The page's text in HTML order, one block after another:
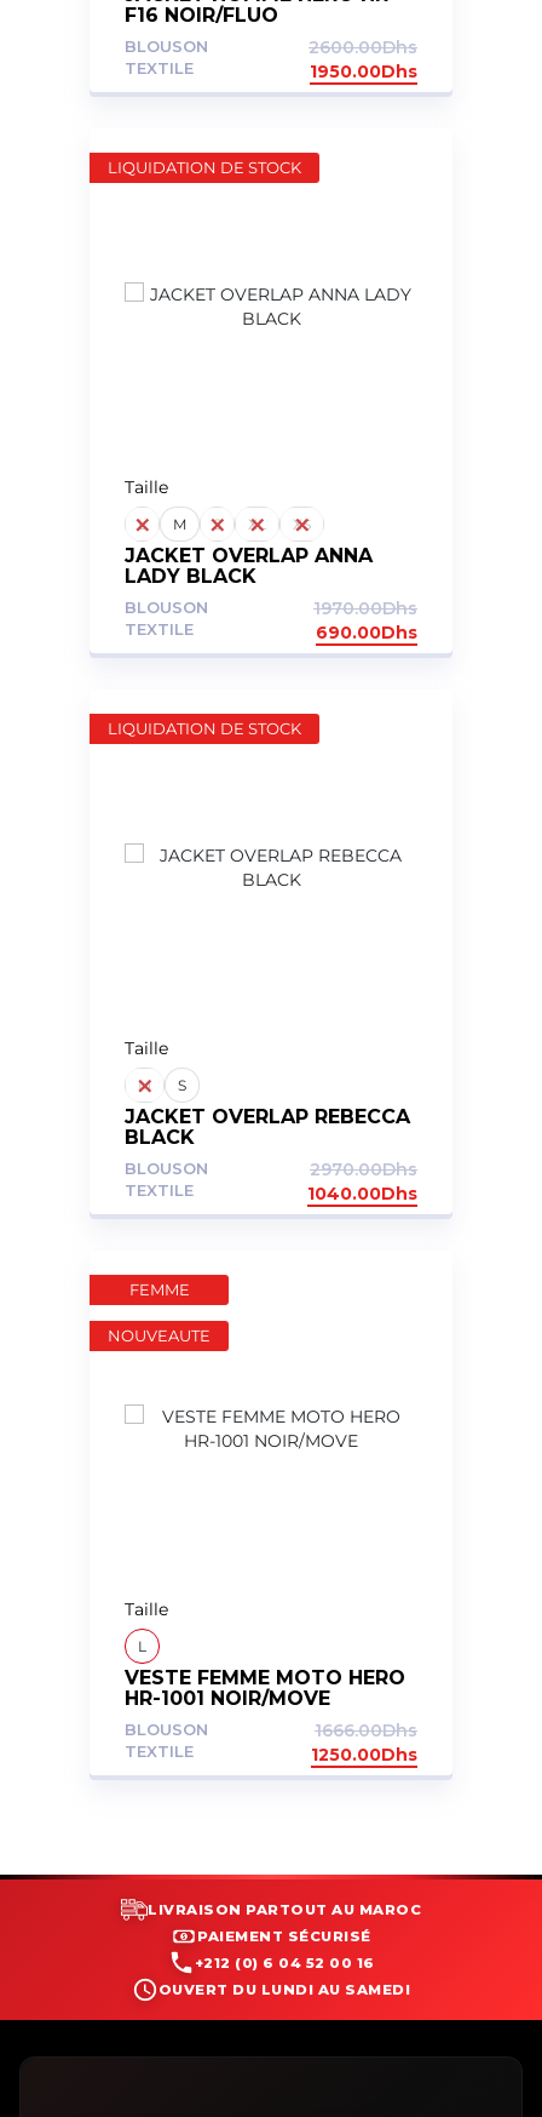
F16 NOIR/FLUO
BLOUSON
TEXTILE
2600.00Dhs
1950.00Dhs
Taille
L M S XL XS
JACKET OVERLAP ANNA
LADY BLACK
BLOUSON
TEXTILE
1970.00Dhs
690.00Dhs
LIQUIDATION DE STOCK
Taille
M S
JACKET OVERLAP REBECCA
BLACK
BLOUSON
TEXTILE
2970.00Dhs
1040.00Dhs
LIQUIDATION DE STOCK
Taille
L
VESTE FEMME MOTO HERO
HR-1001 NOIR/MOVE
BLOUSON
TEXTILE
1666.00Dhs
1250.00Dhs
FEMME
NOUVEAUTE
LIVRAISON PARTOUT AU MAROC
PAIEMENT SÉCURISÉ
+212 (0) 6 04 52 00 16
OUVERT DU LUNDI AU SAMEDI